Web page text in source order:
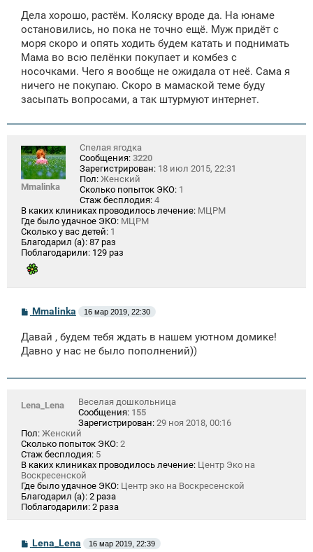
Дела хорошо, растём. Коляску вроде да. На юнаме
остановились, но пока не точно ещё. Муж придёт с
моря скоро и опять ходить будем катать и поднимать
Мама во всю пелёнки покупает и комбез с
носочками. Чего я вообще не ожидала от неё. Сама я
ничего не покупаю. Скоро в мамаской теме буду
засыпать вопросами, а так штурмуют интернет.
Mmalinka
Спелая ягодка
Сообщения: 3220
Зарегистрирован: 18 июл 2015, 22:31
Пол: Женский
Сколько попыток ЭКО: 1
Стаж бесплодия: 4
В каких клиниках проводилось лечение: МЦРМ
Где было удачное ЭКО: МЦРМ
Сколько у вас детей: 1
Благодарил (а): 87 раз
Поблагодарили: 129 раз
С
б
щ
и
Mmalinka 16 мар 2019, 22:30
Давай , будем тебя ждать в нашем уютном домике!
Давно у нас не было пополнений))
Lena_Lena
Веселая дошкольница
Сообщения: 155
Зарегистрирован: 29 ноя 2018, 00:16
Пол: Женский
Сколько попыток ЭКО: 2
Стаж бесплодия: 5
В каких клиниках проводилось лечение: Центр Эко на
Воскресенской
Где было удачное ЭКО: Центр эко на Воскресенской
Благодарил (а): 2 раза
Поблагодарили: 2 раза
СLena_Lena 16 мар 2019, 22:39